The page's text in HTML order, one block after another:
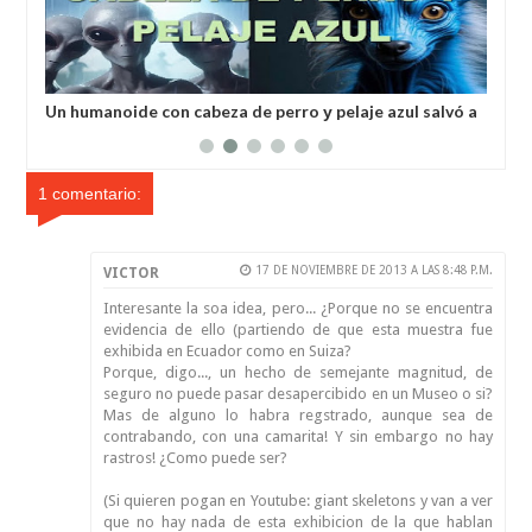
Un humanoide con cabeza de perro у pelaje azul salvó a
1 comentario:
VICTOR 17 DE NOVIEMBRE DE 2013 A LAS 8:48 P.M.
Interesante la soa idea, pero... ¿Porque no se encuentra
evidencia de ello (partiendo de que esta muestra fue
exhibida en Ecuador como en Suiza?
Porque, digo..., un hecho de semejante magnitud, de
seguro no puede pasar desapercibido en un Museo o si?
Mas de alguno lo habra regstrado, aunque sea de
contrabando, con una camarita! Y sin embargo no hay
rastros! ¿Como puede ser?
(Si quieren pogan en Youtube: giant skeletons y van a ver
que no hay nada de esta exhibicion de la que hablan